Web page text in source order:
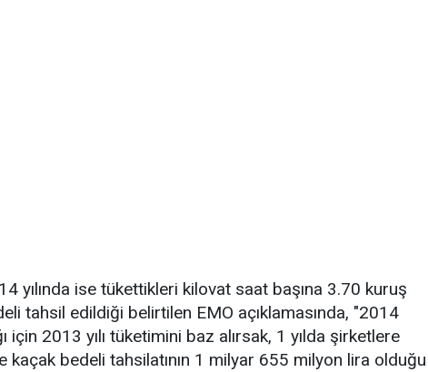
yılında ise tükettikleri kilovat saat başına 3.70 kuruş
tahsil edildiği belirtilen EMO açıklamasında, "2014
için 2013 yılı tüketimini baz alırsak, 1 yılda şirketlere
kaçak bedeli tahsilatının 1 milyar 655 milyon lira olduğu